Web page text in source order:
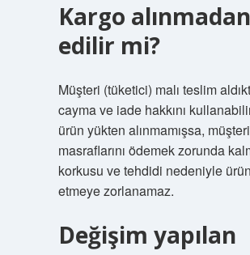
Kargo
edilir mi?
Müşteri (tüketici) malı teslim
cayma ve iade hakkını
ürün yükten alınmamışsa,
masraflarını ödemek zorunda
korkusu ve tehdidi nedeniyle
etmeye zorlanamaz.
Değişim yapılan